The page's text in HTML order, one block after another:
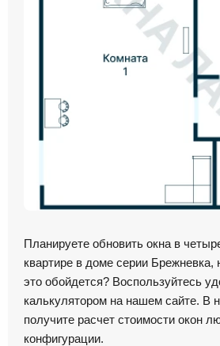
Планируете обновить окна в
квартире в доме серии Брежневка,
это обойдется? Воспользуйтесь
калькулятором на нашем сайте. В
получите расчет стоимости окон
конфигурации.